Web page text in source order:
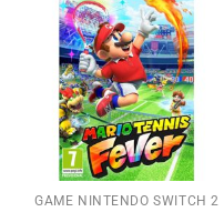
GAME NINTENDO SWITCH 2